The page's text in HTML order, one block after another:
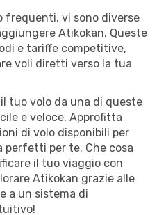
frequenti, vi sono diverse
Atikokan. Queste
e tariffe competitive,
voli diretti verso la tua
tuo volo da una di queste
e veloce. Approfitta
di volo disponibili per
perfetti per te. Che cosa
il tuo viaggio con
Atikokan grazie alle
a un sistema di